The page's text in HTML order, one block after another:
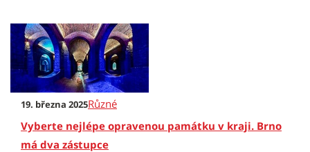
19. března 2025Různé
Vyberte nejlépe opravenou památku v kraji. Brno
má dva zástupce